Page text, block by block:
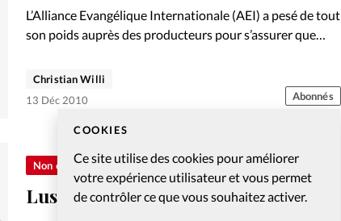
COOKIES
Ce site utilise des cookies pour améliorer
votre expérience utilisateur et vous permet
de contrôler ce que vous souhaitez activer.
L’Alliance Evangélique Internationale (AEI) a pesé de tout
son poids auprès des producteurs pour s’assurer que
Christian Willi
13 Déc 2010
Abonnés
Non classé
Lus, écoutés et vus pour vous